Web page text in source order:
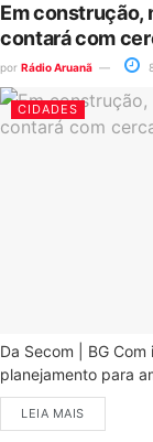
Em construção,
contará com
por Rádio Aruanã
CIDADES
Da Secom | BG
planejamento para
LEIA MAIS